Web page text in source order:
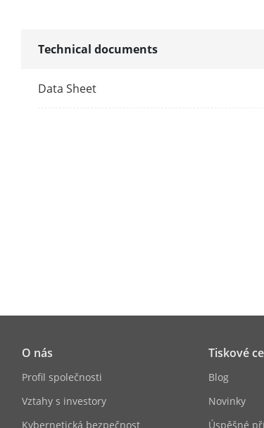
Technical documents
Data Sheet
O nás
Profil společnosti
Vztahy s investory
Kybernetická bezpečnost
Tiskové
Blog
Novinky
Úspěšné